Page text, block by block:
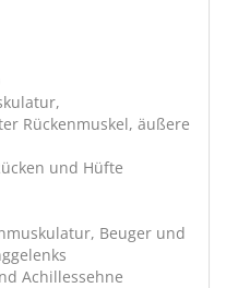
Rückenmuskel, äußere
und Hüfte
Beuger und
Achillessehne